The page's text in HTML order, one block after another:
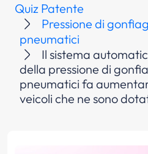
Quiz Patente
Pressione di
pneumatici
Il sistema
della pressione di
pneumatici fa
veicoli che ne sono